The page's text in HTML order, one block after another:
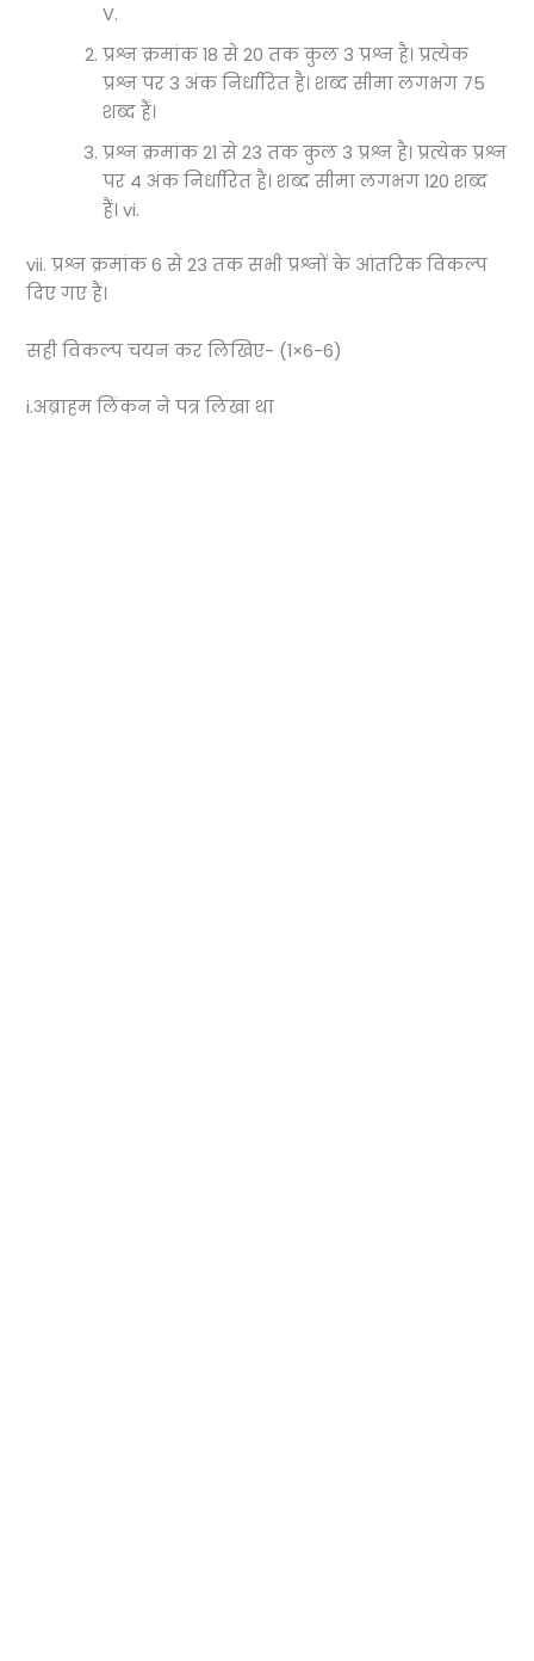
V.
प्रश्न क्रमांक 18 से 20 तक कुल 3 प्रश्न है। प्रत्येक
प्रश्न पर 3 अंक निर्धारित है। शब्द सीमा लगभग 75
शब्द हैं।
प्रश्न क्रमांक 21 से 23 तक कुल 3 प्रश्न है। प्रत्येक प्रश्न
पर 4 अंक निर्धारित है। शब्द सीमा लगभग 120 शब्द
हैं। vi.
vii. प्रश्न क्रमांक 6 से 23 तक सभी प्रश्नों के आंतरिक विकल्प
दिए गए हैं।
सही विकल्प चयन कर लिखिए- (1×6-6)
i.अब्राहम लिंकन ने पत्र लिखा था